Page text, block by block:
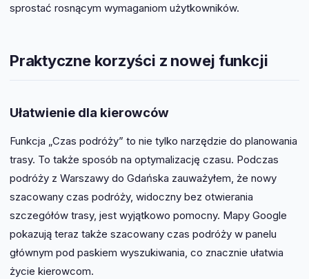
sprostać rosnącym wymaganiom użytkowników.
Praktyczne korzyści z nowej funkcji
Ułatwienie dla kierowców
Funkcja „Czas podróży” to nie tylko narzędzie do planowania
trasy. To także sposób na optymalizację czasu. Podczas
podróży z Warszawy do Gdańska zauważyłem, że nowy
szacowany czas podróży, widoczny bez otwierania
szczegółów trasy, jest wyjątkowo pomocny. Mapy Google
pokazują teraz także szacowany czas podróży w panelu
głównym pod paskiem wyszukiwania, co znacznie ułatwia
życie kierowcom.